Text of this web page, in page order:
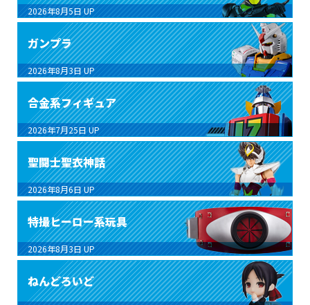
2026年8月5日 UP
ガンプラ
2026年8月3日 UP
合金系フィギュア
2026年7月25日 UP
聖闘士聖衣神話
2026年8月6日 UP
特撮ヒーロー系玩具
2026年8月3日 UP
ねんどろいど